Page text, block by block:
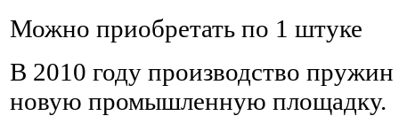
Можно приобретать по 1 штуке
В 2010 году производство
новую промышленную площадку.